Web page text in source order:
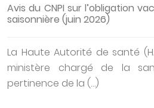
Avis du CNPI sur l’obligation
saisonnière (juin 2026)
La Haute Autorité de santé
ministère chargé de la
pertinence de la (…)